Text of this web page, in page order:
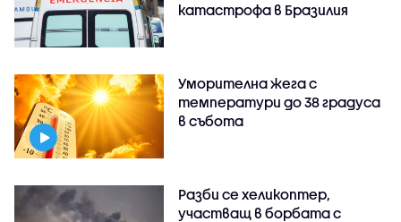
катастрофа в Бразилия
Уморителна жега с
температури до 38 градуса
в събота
Разби се хеликоптер,
участващ в борбата с